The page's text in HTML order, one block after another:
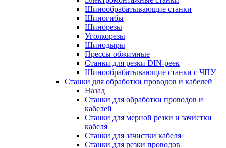
Шинообрабатывающие станки
Шиногибы
Шинорезы
Уголкорезы
Шинодыры
Прессы обжимные
Станки для резки DIN-реек
Шинообрабатывающие станки с ЧПУ
Станки для обработки проводов и кабелей
Назад
Станки для обработки проводов и
кабелей
Станки для мерной резки и зачистки
кабеля
Станки для зачистки кабеля
Станки для резки проводов